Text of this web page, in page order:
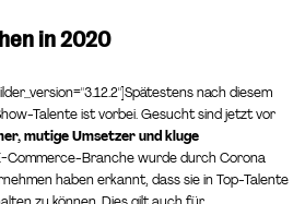
in 2020
nach diesem
Talente ist vorbei. Gesucht sind jetzt vor
mutige Umsetzer und kluge
Commerce-Branche wurde durch Corona
haben erkannt, dass sie in Top-Talente